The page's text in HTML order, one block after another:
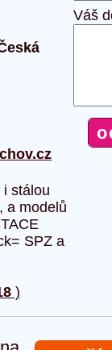
stálou
a modelů
SPZ a
)
Váš